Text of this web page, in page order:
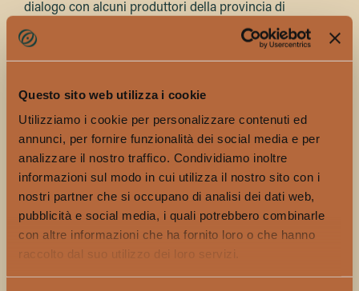
Questo sito web utilizza i cookie
Utilizziamo i cookie per personalizzare contenuti ed
annunci, per fornire funzionalità dei social media e per
analizzare il nostro traffico. Condividiamo inoltre
informazioni sul modo in cui utilizza il nostro sito con i
nostri partner che si occupano di analisi dei dati web,
pubblicità e social media, i quali potrebbero combinarle
con altre informazioni che ha fornito loro o che hanno
raccolto dal suo utilizzo dei loro servizi.
dialogo con alcuni produttori della provincia di
Modena. Costo 25 euro e prenotazioni online sul sito di
Fivi.
schiaffo ad alcune prassi meneghine. La
una fiera autogestita, senza sponsor né patrocini, e
ogni anno porta a Milano un centinaio di vignaioli
naturali in un percorso continuo che sta per
raggiungere i vent’anni di storia.
Poche cantine selezionate bene, molti espositori sono
fissi ad ogni appuntamento, alcuni cambiano anno per
anno, piccole delegazioni da altri paesi.